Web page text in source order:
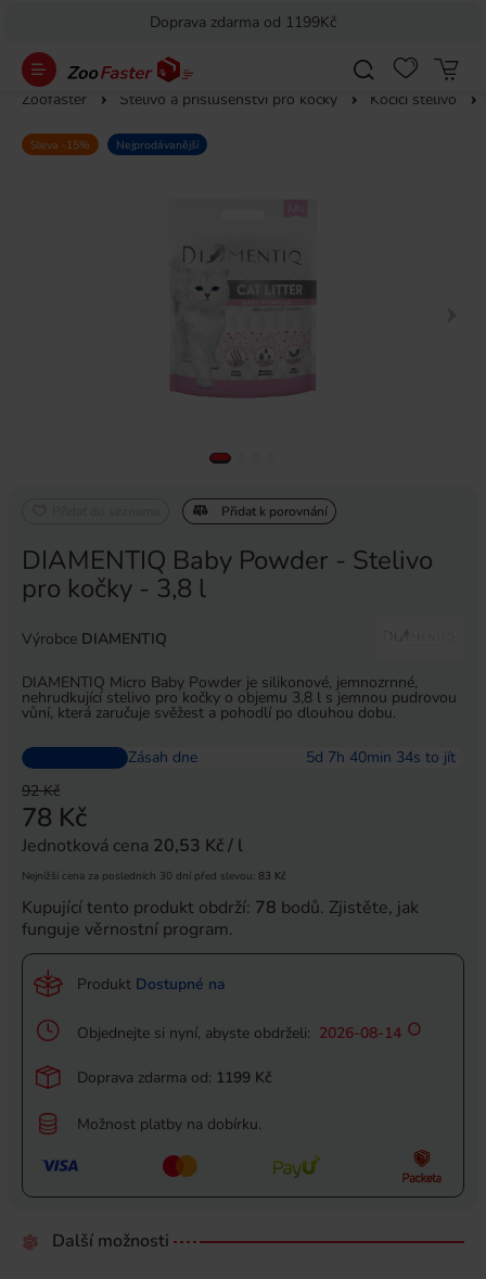
Doprava zdarma od 1199Kč
Zoofaster Stelivo a příslušenství pro kočky Kočičí stelivo
Sleva -15% Nejprodávanější
Přidat k porovnání
DIAMENTIQ Baby Powder - Stelivo
pro kočky - 3,8 l
Výrobce DIAMENTIQ
DIAMENTIQ Micro Baby Powder je silikonové, jemnozrnné,
nehrudkující stelivo pro kočky o objemu 3,8 l s jemnou pudrovou
vůní, která zaručuje svěžest a pohodlí po dlouhou dobu.
5d 7h 40min 33s to jít
Zásah dne
92 Kč
78 Kč
Jednotková cena 20,53 Kč / l
Nejnižší cena za posledních 30 dní před slevou: 83 Kč
Kupující tento produkt obdrží: 78 bodů. Zjistěte, jak
funguje věrnostní program.
Produkt Dostupné na
Objednejte si nyní, abyste obdrželi: 2026-08-14
Doprava zdarma od: 1199 Kč
Možnost platby na dobírku.
Další možnosti